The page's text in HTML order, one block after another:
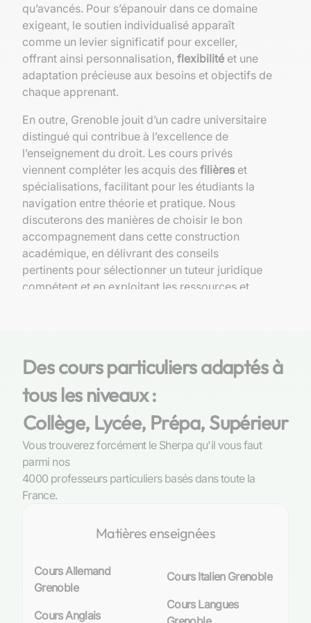
qu’avancés. Pour s’épanouir dans ce domaine
exigeant, le soutien individualisé apparaît
comme un levier significatif pour exceller,
offrant ainsi personnalisation, flexibilité et une
adaptation précieuse aux besoins et objectifs de
chaque apprenant.
En outre, Grenoble jouit d’un cadre universitaire
distingué qui contribue à l’excellence de
l’enseignement du droit. Les cours privés
viennent compléter les acquis des filières et
spécialisations, facilitant pour les étudiants la
navigation entre théorie et pratique. Nous
discuterons des manières de choisir le bon
accompagnement dans cette construction
académique, en délivrant des conseils
pertinents pour sélectionner un tuteur juridique
compétent et en exploitant les ressources et
Profil des étudiants en Droit à Grenoble
À Grenoble, la diversité des étudiants en droit se
reflète dans leurs objectifs académiques et
professionnels. Certains aspirent à maîtriser les
subtilités du droit civil, tandis que d’autres visent
une carrière internationale nécessitant une
compréhension approfondie du droit des
d’examens capitaux ou qu’ils cherchent
juridiques, tous trouvent un avantage certain
dans l’accompagnement personnalisé que
proposent les cours particuliers.
Des cours particuliers adaptés à
tous les niveaux :
Collège, Lycée, Prépa, Supérieur
Vous trouverez forcément le Sherpa qu'il vous faut
parmi nos
4000 professeurs particuliers basés dans toute la
France.
Matières enseignées
Cours Allemand
Grenoble
Cours Anglais
Cours Italien Grenoble
Cours Langues